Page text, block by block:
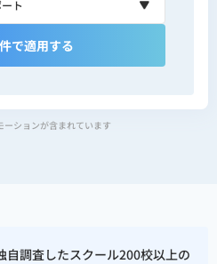
で適用する
ーションが含まれています
自調査したスクール200校以上の